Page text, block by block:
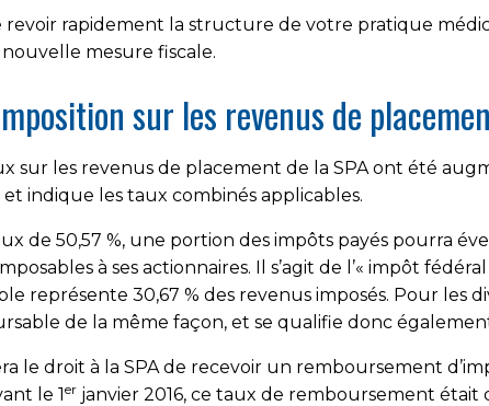
revoir rapidement la structure de votre pratique
mesure fiscale.
sur les revenus de
sur les revenus de placement de la SPA ont été
indique les taux combinés applicables.
de 50,57 %, une portion des impôts payés pourra
à ses actionnaires. Il s’agit de l’« impôt
représente 30,67 % des revenus imposés. Pour les
de la même façon, et se qualifie donc
le droit à la SPA de recevoir un remboursement
le 1er janvier 2016, ce taux de remboursement était